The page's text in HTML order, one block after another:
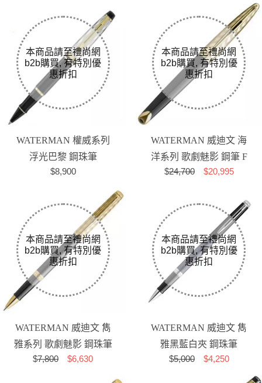
WATERMAN 權威系列
浮光巴黎 鋼珠筆
(EXPERT)
$8,900
WATERMAN 威迪文 海
洋系列 歌劇魅影 鋼筆 F
尖
$24,700$20,995
WATERMAN 威迪文 雋
雅系列 歌劇魅影 鋼珠筆
$7,800 $6,630
WATERMAN 威迪文 雋
雅黑藍白夾 鋼珠筆
$5,000$4,250